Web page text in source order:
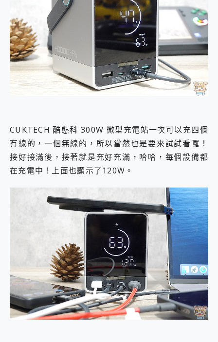
CUKTECH 酷態科 300W 微型充電站一次可以充四個
有線的，一個無線的，所以當然也是要來試試看囉！
接好接滿後，接著就是充好充滿，哈哈，每個設備都
在充電中！上面也顯示了120W。